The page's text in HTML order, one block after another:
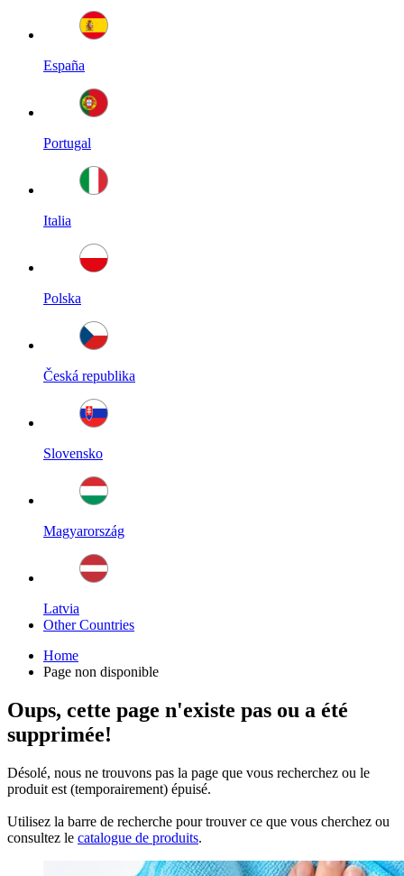
España
Portugal
Italia
Polska
Česká republika
Slovensko
Magyarország
Latvia
Other Countries
Home
Page non disponible
Oups, cette page n'existe pas ou a été
supprimée!
Désolé, nous ne trouvons pas la page que vous recherchez ou le
produit est (temporairement) épuisé.
Utilisez la barre de recherche pour trouver ce que vous cherchez ou
consultez le catalogue de produits.